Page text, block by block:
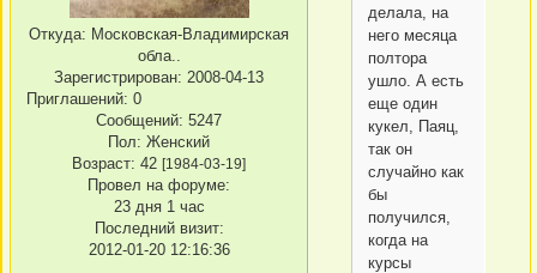
Откуда: Московская-Владимирская
обла..
Зарегистрирован: 2008-04-13
Приглашений: 0
Сообщений: 5247
Пол: Женский
Возраст: 42 [1984-03-19]
Провел на форуме:
23 дня 1 час
Последний визит:
2012-01-20 12:16:36
делала, на
него месяца
полтора
ушло. А есть
еще один
кукел, Паяц,
так он
случайно как
бы
получился,
когда на
курсы